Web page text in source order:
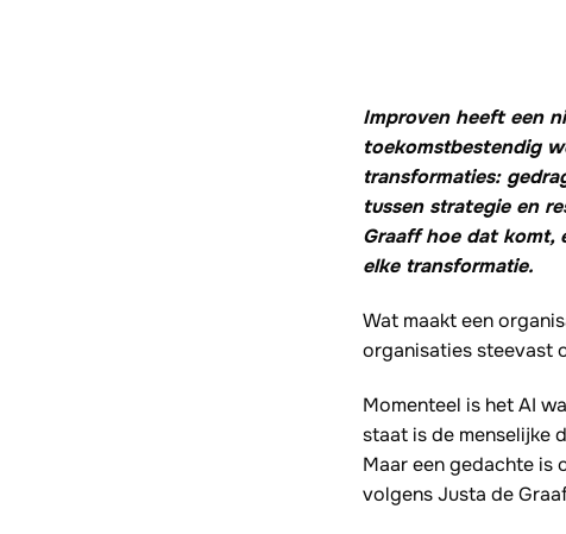
Improven heeft een
toekomstbestendig
transformaties:
tussen strategie en
Graaff hoe dat komt,
elke transformatie.
Wat maakt een
organisaties steevast
Momenteel is het AI
staat is de menselijke
Maar een gedachte is
volgens Justa de